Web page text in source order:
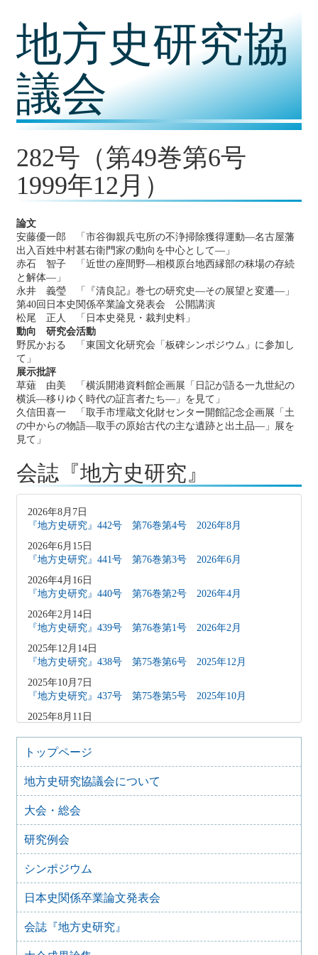
地方史研究協
議会
282号（第49巻第6号
1999年12月）
論文
安藤優一郎 「市谷御親兵屯所の不浄掃除獲得運動―名古屋藩
出入百姓中村甚右衛門家の動向を中心として―」
赤石 智子 「近世の座間野―相模原台地西縁部の秣場の存続
と解体―」
永井 義瑩 「『清良記』巻七の研究史―その展望と変遷―」
第40回日本史関係卒業論文発表会 公開講演
松尾 正人 「日本史発見・裁判史料」
動向 研究会活動
野尻かおる 「東国文化研究会「板碑シンポジウム」に参加し
て」
展示批評
草薙 由美 「横浜開港資料館企画展「日記が語る一九世紀の
横浜―移りゆく時代の証言者たち―」を見て」
久信田喜一 「取手市埋蔵文化財センター開館記念企画展「土
の中からの物語―取手の原始古代の主な遺跡と出土品―」展を
見て」
会誌『地方史研究』
2026年8月7日
『地方史研究』442号 第76巻第4号 2026年8月
2026年6月15日
『地方史研究』441号 第76巻第3号 2026年6月
2026年4月16日
『地方史研究』440号 第76巻第2号 2026年4月
2026年2月14日
『地方史研究』439号 第76巻第1号 2026年2月
2025年12月14日
『地方史研究』438号 第75巻第6号 2025年12月
2025年10月7日
『地方史研究』437号 第75巻第5号 2025年10月
2025年8月11日
2025年8月10日
「原稿募集」を変更致しました
2025年6月9日
『地方史研究』435号 第75巻第3号 2025年6月
2025年4月9日
『地方史研究』434号 第75巻第2号 2025年4月
2025年2月10日
『地方史研究』433号 第75巻第1号 2025年2月
『地方史研究』432号 第74巻第6号 2024年12月
2024年11月21日
『地方史研究』431号 第74巻第5号 2024年10月
トップページ
地方史研究協議会について
大会・総会
研究例会
シンポジウム
日本史関係卒業論文発表会
会誌『地方史研究』